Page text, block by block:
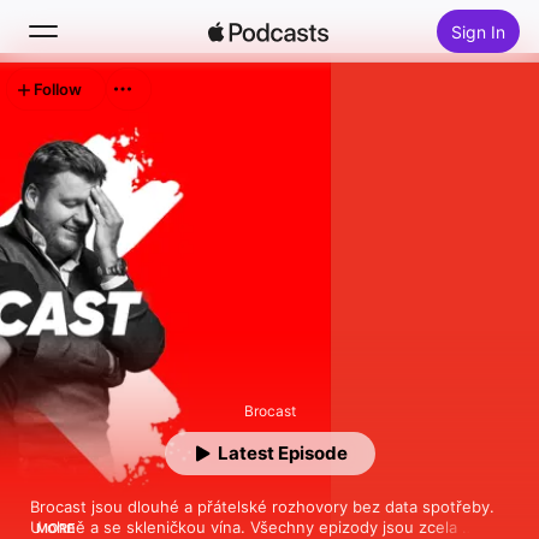
Sign In
Home
New
Top Charts
Brocast
Brocast jsou dlouhé a přátelské rozhovory bez data spotřeby.
U ohně a se skleničkou vína. Všechny epizody jsou zcela
MORE
Latest Episode
Follow